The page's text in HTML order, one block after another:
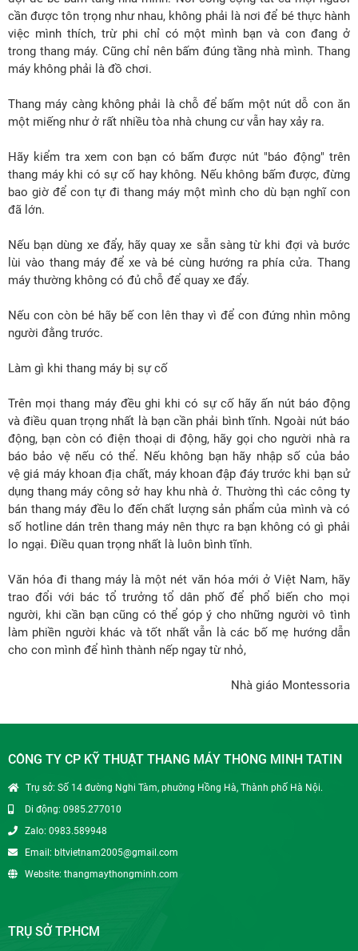
cần được tôn trọng như nhau, không phải là nơi để bé thực hành
việc mình thích, trừ phi chỉ có một mình bạn và con đang ở
trong thang máy. Cũng chỉ nên bấm đúng tầng nhà mình. Thang
máy không phải là đồ chơi.
Thang máy càng không phải là chỗ để bấm một nút dỗ con ăn
một miếng như ở rất nhiều tòa nhà chung cư vẫn hay xảy ra.
Hãy kiểm tra xem con bạn có bấm được nút "báo động" trên
thang máy khi có sự cố hay không. Nếu không bấm được, đừng
bao giờ để con tự đi thang máy một mình cho dù bạn nghĩ con
đã lớn.
Nếu bạn dùng xe đẩy, hãy quay xe sẵn sàng từ khi đợi và bước
lùi vào thang máy để xe và bé cùng hướng ra phía cửa. Thang
máy thường không có đủ chỗ để quay xe đẩy.
Nếu con còn bé hãy bế con lên thay vì để con đứng nhìn mông
người đằng trước.
Làm gì khi thang máy bị sự cố
Trên mọi thang máy đều ghi khi có sự cố hãy ấn nút báo động
và điều quan trọng nhất là bạn cần phải bình tĩnh. Ngoài nút báo
động, bạn còn có điện thoại di động, hãy gọi cho người nhà ra
báo bảo vệ nếu có thể. Nếu không bạn hãy nhập số của bảo
vệgiá máy khoan địa chất, máy khoan đập đáytrước khi bạn sử
dụng thang máy công sở hay khu nhà ở. Thường thì các công ty
bán thang máy đều lo đến chất lượng sản phẩm của mình và có
số hotline dán trên thang máy nên thực ra bạn không có gì phải
lo ngại. Điều quan trọng nhất là luôn bình tĩnh.
Văn hóa đi thang máy là một nét văn hóa mới ở Việt Nam, hãy
trao đổi với bác tổ trưởng tổ dân phố để phổ biến cho mọi
người, khi cần bạn cũng có thể góp ý cho những người vô tình
làm phiền người khác và tốt nhất vẫn là các bố mẹ hướng dẫn
cho con mình để hình thành nếp ngay từ nhỏ,
Nhà giáo Montessoria
CÔNG TY CP KỸ THUẬT THANG MÁY THÔNG MINH TATIN
Trụ sở: Số 14 đường Nghi Tàm, phường Hồng Hà, Thành phố Hà Nội.
Di động: 0985.277010
Zalo: 0983.589948
Email: bltvietnam2005@gmail.com
Website: thangmaythongminh.com
TRỤ SỞ TP.HCM